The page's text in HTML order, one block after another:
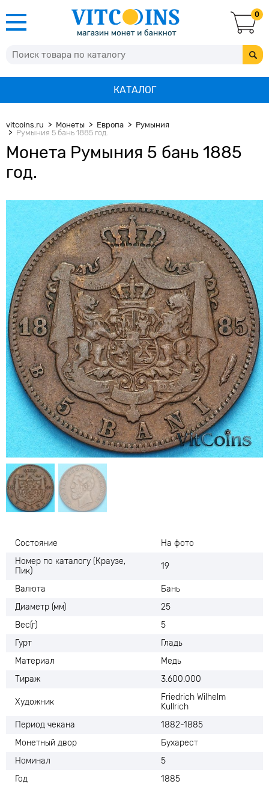
0
КАТАЛОГ
vitcoins.ru Монеты Европа
Румыния
Румыния 5 бань 1885 год.
Монета Румыния 5 бань 1885
год.
Состояние
На фото
Номер по каталогу (Краузе,
Пик)
19
Валюта
Бань
Диаметр (мм)
25
Вес(г)
5
Гурт
Гладь
Материал
Медь
Тираж
3.600.000
Художник
Friedrich Wilhelm
Kullrich
Период чекана
1882-1885
Монетный двор
Бухарест
Номинал
5
Год
1885